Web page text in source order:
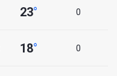
23° 0
18° 0